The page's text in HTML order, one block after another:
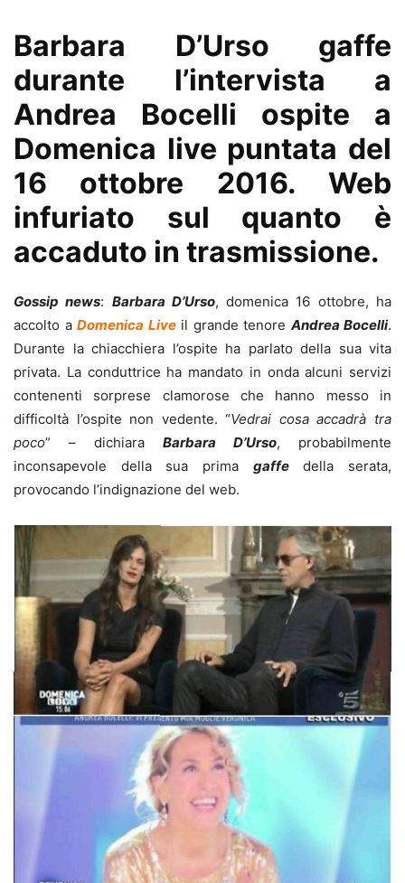
Barbara D’Urso gaffe
durante l’intervista a
Andrea Bocelli ospite a
Domenica live puntata del
16 ottobre 2016. Web
infuriato sul quanto è
accaduto in trasmissione.
Gossip news: Barbara D’Urso, domenica 16 ottobre, ha
accolto a Domenica Liveil grande tenore Andrea Bocelli.
Durante la chiacchiera l’ospite ha parlato della sua vita
privata. La conduttrice ha mandato in onda alcuni servizi
contenenti sorprese clamorose che hanno messo in
difficoltà l’ospite non vedente. “Vedrai cosa accadrà tra
poco” – dichiara Barbara D’Urso, probabilmente
inconsapevole della sua prima gaffedella serata,
provocando l’indignazione del web.